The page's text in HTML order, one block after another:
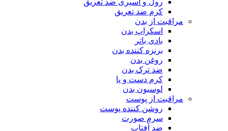
کرم ضد تعریق
مراقبت از بدن
اسکراپ بدن
بادی باتر
برنزه کننده بدن
روغن بدن
ضد ترک بدن
کرم دست و پا
لوسیون بدن
مراقبت از پوست
روشن کننده پوست
سرم صورت
ضد آفتاب